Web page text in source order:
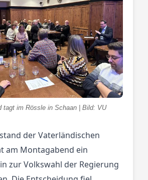
tagt im Rössle in Schaan | Bild: VU
der Vaterländischen
am Montagabend ein
zur Volkswahl der Regierung